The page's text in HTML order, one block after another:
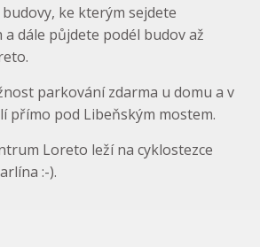
ke kterým sejdete
a dále půjdete podél budov až
parkování zdarma u domu a v
přímo pod Libeňským mostem.
Loreto leží na cyklostezce
:-).